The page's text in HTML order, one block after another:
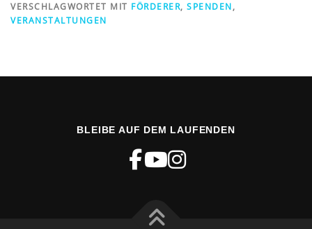
VERSCHLAGWORTET MIT FÖRDERER, SPENDEN,
VERANSTALTUNGEN
BLEIBE AUF DEM LAUFENDEN